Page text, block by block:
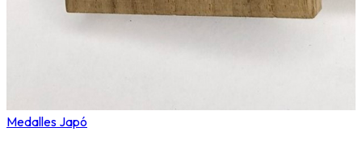
Medalles Japó